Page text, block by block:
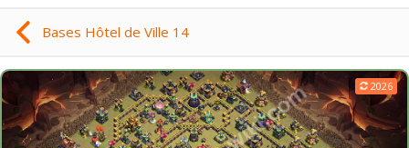
Bases Hôtel de Ville 14
2026